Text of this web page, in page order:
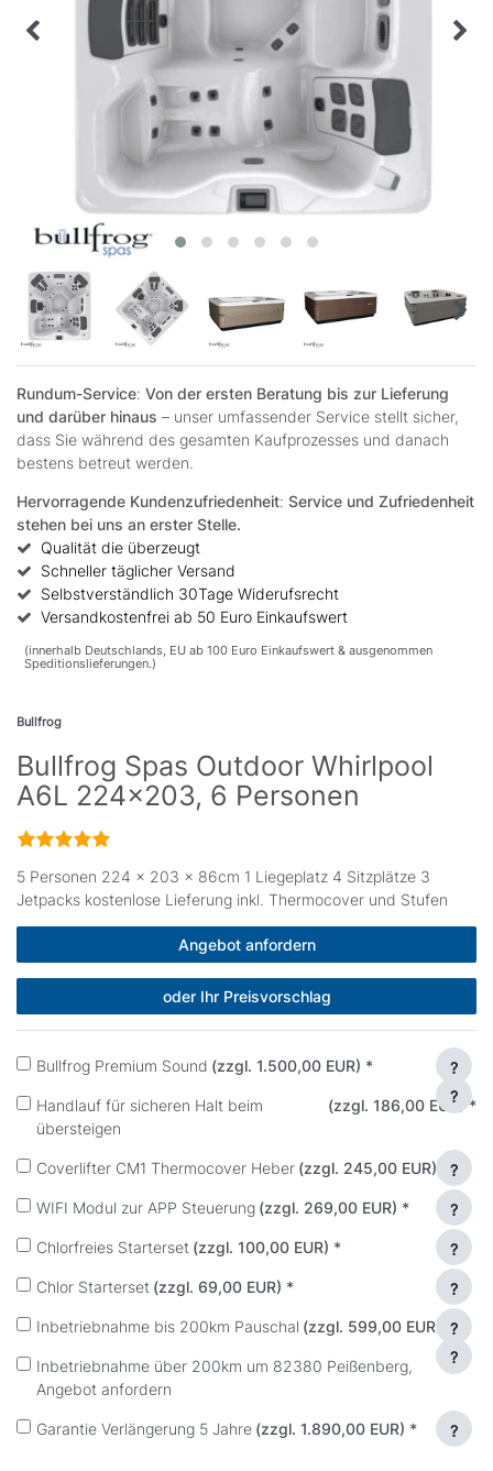
Rundum-Service: Von der ersten Beratung bis zur Lieferung
und darüber hinaus – unser umfassender Service stellt sicher,
dass Sie während des gesamten Kaufprozesses und danach
bestens betreut werden.
Hervorragende Kundenzufriedenheit: Service und Zufriedenheit
stehen bei uns an erster Stelle.
Qualität die überzeugt
Schneller täglicher Versand
Selbstverständlich 30Tage Widerufsrecht
Versandkostenfrei ab 50 Euro Einkaufswert
(innerhalb Deutschlands, EU ab 100 Euro Einkaufswert & ausgenommen
Speditionslieferungen.)
Bullfrog
Bullfrog Spas Outdoor Whirlpool
A6L 224x203, 6 Personen
5 Personen 224 × 203 x 86cm 1 Liegeplatz 4 Sitzplätze 3
Jetpacks kostenlose Lieferung inkl. Thermocover und Stufen
Angebot anfordern
oder Ihr Preisvorschlag
Bullfrog Premium Sound (zzgl. 1.500,00 EUR) * ?
Handlauf für sicheren Halt beim
übersteigen
(zzgl. 186,00 EUR)*
?
Coverlifter CM1 Thermocover Heber (zzgl. 245,00 EUR) ?
WIFI Modul zur APP Steuerung (zzgl. 269,00 EUR) * ?
Chlorfreies Starterset (zzgl. 100,00 EUR) * ?
Chlor Starterset (zzgl. 69,00 EUR) * ?
Inbetriebnahme bis 200km Pauschal (zzgl. 599,00 EUR) *?
Inbetriebnahme über 200km um 82380 Peißenberg,
Angebot anfordern
?
Garantie Verlängerung 5 Jahre (zzgl. 1.890,00 EUR) * ?